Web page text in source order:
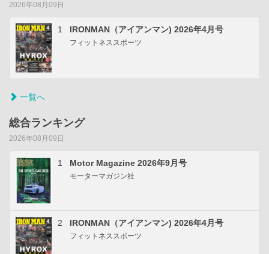
2026年08月09日
1 IRONMAN（アイアンマン) 2026年4月号
フィットネススポーツ
一覧へ
総合ランキング
2026年08月09日
1 Motor Magazine 2026年9月号
モーターマガジン社
2 IRONMAN（アイアンマン) 2026年4月号
フィットネススポーツ